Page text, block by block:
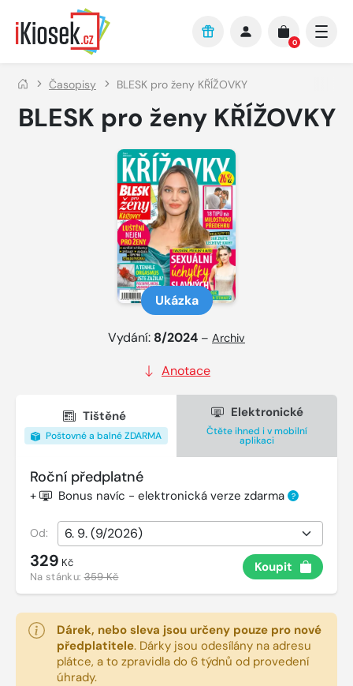
Přejít na hlavní obsah
0
Časopisy BLESK pro ženy KŘÍŽOVKY
BLESK pro ženy KŘÍŽOVKY
Ukázka
Vydání: 8/2024 – Archiv
Anotace
Tištěné
Poštovné a balné ZDARMA
Elektronické
Čtěte ihned i v mobilní
aplikaci
Roční předplatné
+ Bonus navíc - elektronická verze zdarma ?
Od:
329 Kč
Na stánku:359 Kč
Koupit
Dárek, nebo sleva jsou určeny pouze pro nové
předplatitele. Dárky jsou odesílány na adresu
plátce, a to zpravidla do 6 týdnů od provedení
úhrady.